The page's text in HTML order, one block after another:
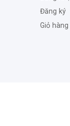
Đăng ký
Giỏ hàng